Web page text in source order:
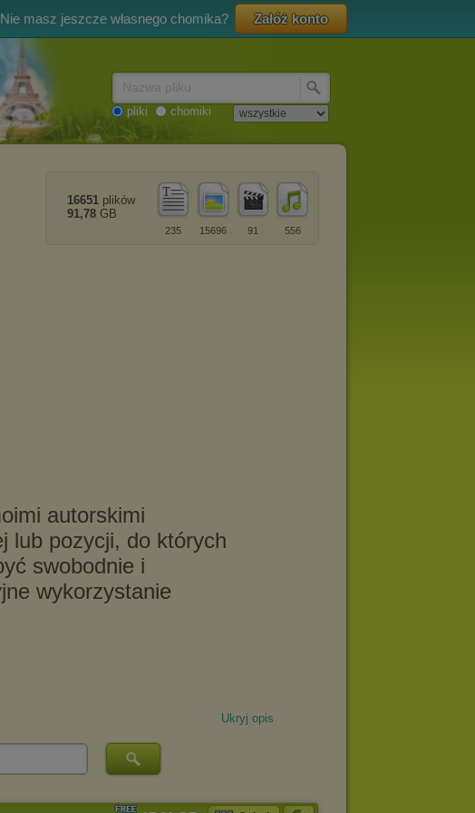
Nie masz jeszcze własnego chomika? Załóż konto
pliki chomiki
556
91
15696
235
16651 plików
91,78 GB
Ukryj opis